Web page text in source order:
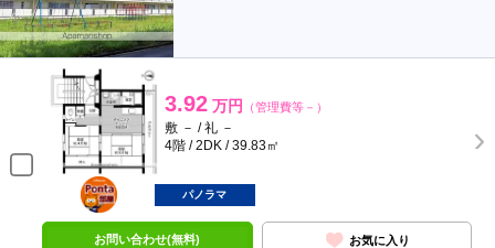
3.92 万円 （管理費等－）
敷 － / 礼 －
4階 / 2DK / 39.83㎡
ポンタ
部屋
パノラマ
お問い合わせ(無料) お気に入り